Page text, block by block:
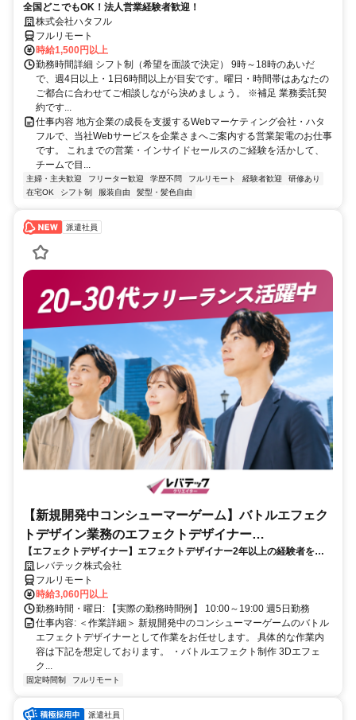
全国どこでもOK！法人営業経験者歓迎！
株式会社ハタフル
フルリモート
時給1,500円以上
勤務時間詳細 シフト制（希望を面談で決定） 9時～18時のあいだ
で、週4日以上・1日6時間以上が目安です。曜日・時間帯はあなたの
ご都合に合わせてご相談しながら決めましょう。 ※補足 業務委託契
約です...
仕事内容 地方企業の成長を支援するWebマーケティング会社・ハタ
フルで、当社Webサービスを企業さまへご案内する営業架電のお仕事
です。 これまでの営業・インサイドセールスのご経験を活かして、
チームで目...
主婦・主夫歓迎 フリーター歓迎 学歴不問 フルリモート 経験者歓迎
研修あり
在宅OK
シフト制 服装自由 髪型・髪色自由
派遣社員
【新規開発中コンシューマーゲーム】バトルエフェク
トデザイン業務のエフェクトデザイナー
_LTCR187574_CP_CRG
【エフェクトデザイナー】エフェクトデザイナー2年以上の経験者を歓
迎！キャリアアップを目指したい方も大歓迎♪
レバテック株式会社
フルリモート
時給3,060円以上
勤務時間・曜日: 【実際の勤務時間例】 10:00～19:00 週5日勤務
仕事内容: ＜作業詳細＞ 新規開発中のコンシューマーゲームのバトル
エフェクトデザイナーとして作業をお任せします。 具体的な作業内
容は下記を想定しております。 ・バトルエフェクト制作 3Dエフェ
ク...
固定時間制 フルリモート
派遣社員